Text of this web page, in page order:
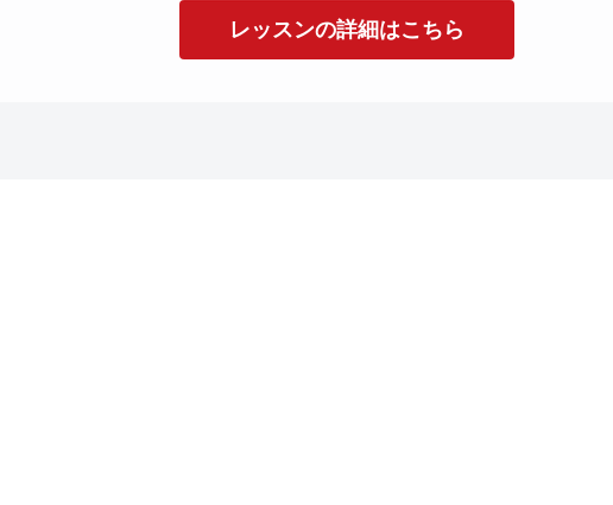
レッスンの詳細はこちら